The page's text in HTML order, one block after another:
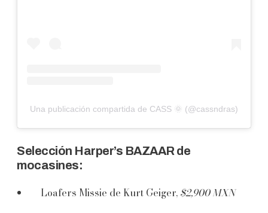
Una publicación compartida de CASS 🌞 (@cassndras)
Selección Harper’s BAZAAR de
mocasines:
Loafers Missie de Kurt Geiger, $2,900 MXN